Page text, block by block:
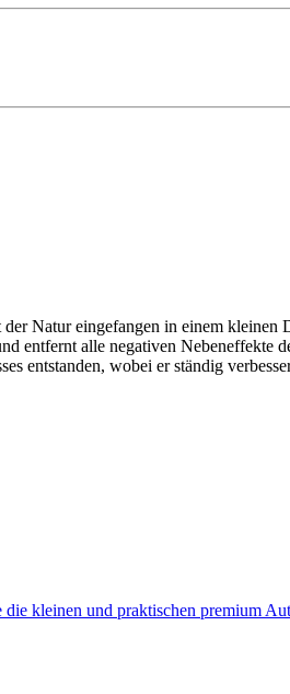
Natur eingefangen in einem
entfernt alle negativen
entstanden, wobei er ständig